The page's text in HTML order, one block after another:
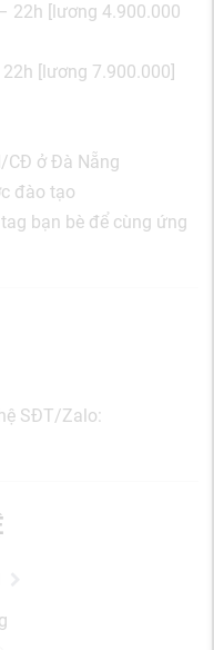
22h [lương 4.900.000
[lương 7.900.000]
CĐ ở Đà Nẵng
đào tạo
bạn bè để cùng ứng
SĐT/Zalo: